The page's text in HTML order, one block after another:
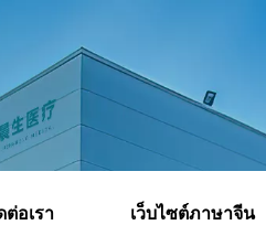
ต่อเรา
เว็บไซต์ภาษาจีน